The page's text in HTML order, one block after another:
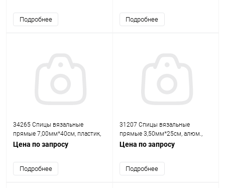
Подробнее Подробнее
34265 Спицы вязальные
прямые 7,00мм*40см, пластик,
2шт PONY
Цена по запросу
Подробнее
31207 Спицы вязальные
прямые 3,50мм*25см, алюм.,
2шт PONY
Цена по запросу
Подробнее